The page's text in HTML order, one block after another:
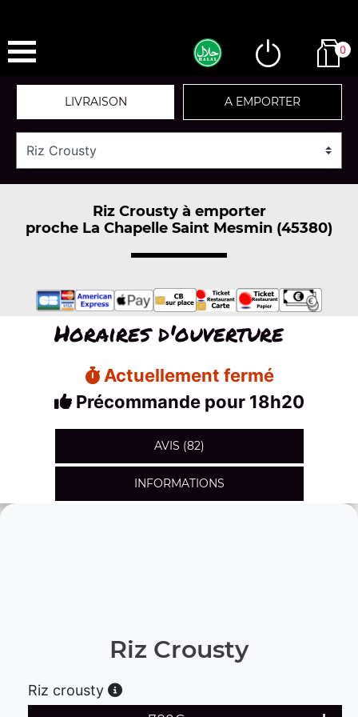
0
LIVRAISON A EMPORTER
Riz Crousty à emporter
proche La Chapelle Saint Mesmin (45380)
Horaires d'ouverture
Actuellement fermé
Précommande pour 18h20
AVIS (82)
INFORMATIONS
Riz Crousty
Riz crousty